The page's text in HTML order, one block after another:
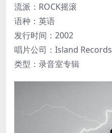
流派：ROCK摇滚
语种：英语
发行时间：2002
唱片公司：Island Records
类型：录音室专辑